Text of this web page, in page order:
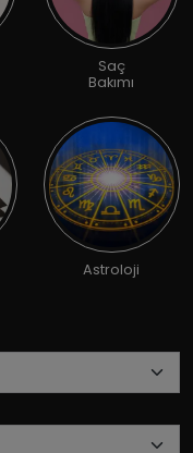
Saç
Bakımı
Astroloji